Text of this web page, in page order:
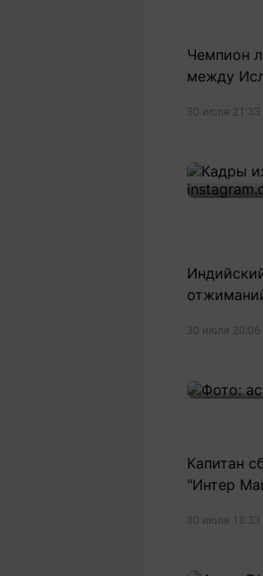
Чемпион
между
30 июля 21:33
30 июля 20:06
Капитан
"Интер
30 июля 18:33